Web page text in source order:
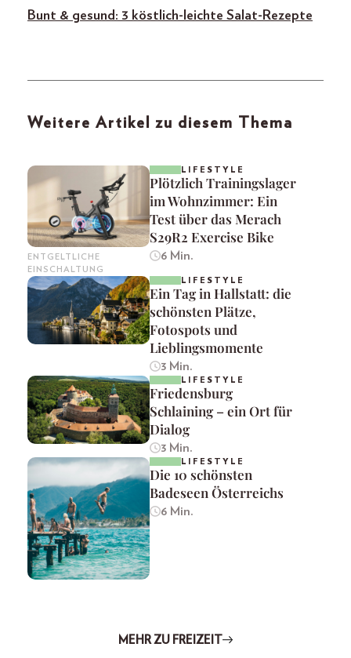
Bunt & gesund: 3 köstlich-leichte Salat-Rezepte
Weitere Artikel zu diesem Thema
ENTGELTLICHE
EINSCHALTUNG
LIFESTYLE
Plötzlich Trainingslager
im Wohnzimmer: Ein
Test über das Merach
S29R2 Exercise Bike
6 Min.
LIFESTYLE
Ein Tag in Hallstatt: die
schönsten Plätze,
Fotospots und
Lieblingsmomente
3 Min.
LIFESTYLE
Friedensburg
Schlaining – ein Ort für
Dialog
3 Min.
LIFESTYLE
Die 10 schönsten
Badeseen Österreichs
6 Min.
MEHR ZU FREIZEIT